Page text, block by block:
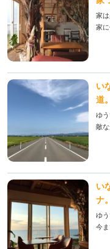
家
家
い
道
ゆ
敵
い
ナ
ゆ
今